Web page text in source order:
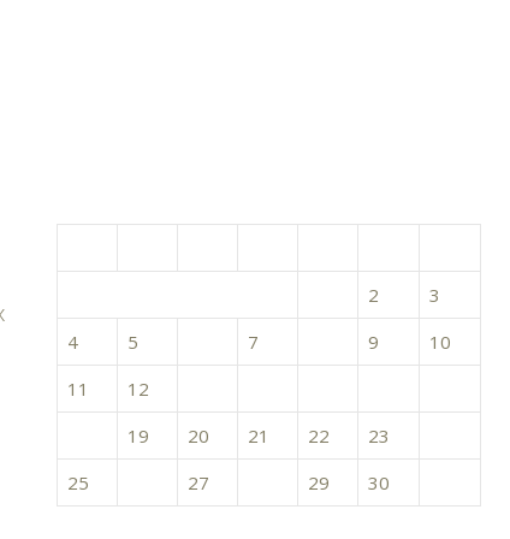
2
3
4
5 7 9
10
11
12
19 20 21 22 23
25
27 29 30